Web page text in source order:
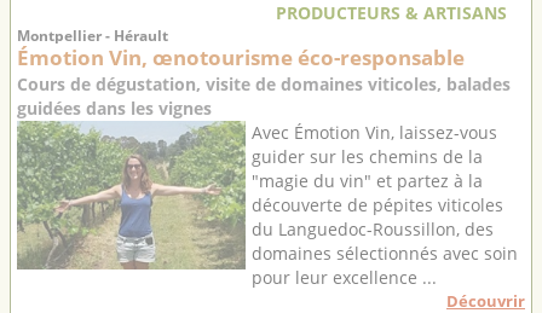
PRODUCTEURS & ARTISANS
Montpellier - Hérault
Émotion Vin, œnotourisme éco-responsable
Cours de dégustation, visite de domaines viticoles, balades
guidées dans les vignes
Avec Émotion Vin, laissez-vous
guider sur les chemins de la
"magie du vin" et partez à la
découverte de pépites viticoles
du Languedoc-Roussillon, des
domaines sélectionnés avec soin
pour leur excellence ...
Découvrir